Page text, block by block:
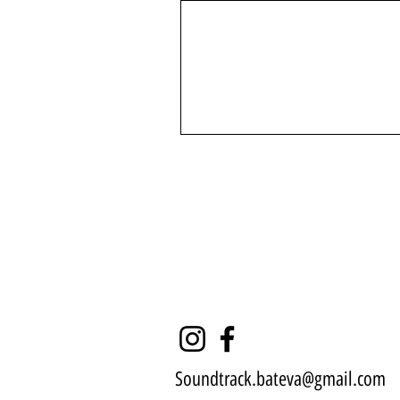
Soundtrack.bateva@gmail.com